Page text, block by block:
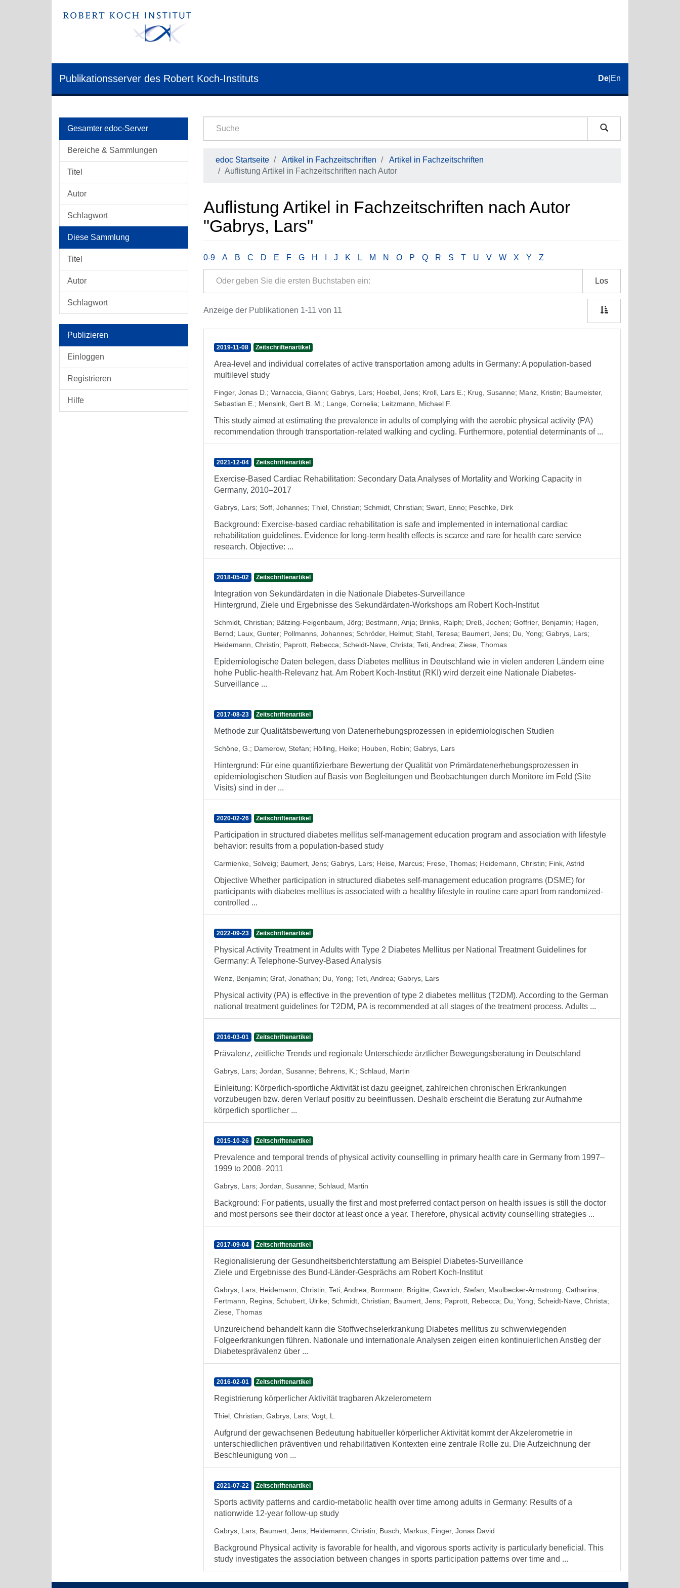
Publikationsserver des Robert Koch-Instituts De En
Gesamter edoc-Server
Bereiche & Sammlungen
Titel
Autor
Schlagwort
Diese Sammlung
Titel
Autor
Schlagwort
Publizieren
Einloggen
Registrieren
Hilfe
edoc Startseite Artikel in Fachzeitschriften
Artikel in Fachzeitschriften
Auflistung Artikel in Fachzeitschriften nach Autor
Auflistung Artikel in Fachzeitschriften nach Autor
"Gabrys, Lars"
0-9 A B C D E F G H J K L M N O P Q R S T U V W X Y Z
Los
Anzeige der Publikationen 1-11 von 11
2019-11-08 Zeitschriftenartikel
Area-level and individual correlates of active transportation among adults in Germany: A population-based
multilevel study
Finger, Jonas D. ; Varnaccia, Gianni; Gabrys, Lars; Hoebel, Jens; Kroll, Lars E. ; Krug, Susanne; Manz, Kristin; Baumeister,
Sebastian E. ; Mensink, Gert B. M. ; Lange, Cornelia; Leitzmann, Michael F.
This study aimed at estimating the prevalence in adults of complying with the aerobic physical activity (PA)
recommendation through transportation-related walking and cycling. Furthermore, potential determinants of ...
2021-12-04 Zeitschriftenartikel
Exercise-Based Cardiac Rehabilitation: Secondary Data Analyses of Mortality and Working Capacity in
Germany, 2010–2017
Gabrys, Lars; Soff, Johannes; Thiel, Christian; Schmidt, Christian; Swart, Enno; Peschke, Dirk
Background: Exercise-based cardiac rehabilitation is safe and implemented in international cardiac
rehabilitation guidelines. Evidence for long-term health effects is scarce and rare for health care service
research. Objective: ...
2018-05-02 Zeitschriftenartikel
Integration von Sekundärdaten in die Nationale Diabetes-Surveillance
Hintergrund, Ziele und Ergebnisse des Sekundärdaten-Workshops am Robert Koch-Institut
Schmidt, Christian; Bätzing-Feigenbaum, Jörg; Bestmann, Anja; Brinks, Ralph; Dreß, Jochen; Goffrier, Benjamin; Hagen,
Bernd; Laux, Gunter; Pollmanns, Johannes; Schröder, Helmut; Stahl, Teresa; Baumert, Jens; Du, Yong; Gabrys, Lars;
Heidemann, Christin; Paprott, Rebecca; Scheidt-Nave, Christa; Teti, Andrea; Ziese, Thomas
Epidemiologische Daten belegen, dass Diabetes mellitus in Deutschland wie in vielen anderen Ländern eine
hohe Public-health-Relevanz hat. Am Robert Koch-Institut (RKI) wird derzeit eine Nationale Diabetes-
Surveillance ...
2017-08-23 Zeitschriftenartikel
Methode zur Qualitätsbewertung von Datenerhebungsprozessen in epidemiologischen Studien
Schöne, G. ; Damerow, Stefan; Hölling, Heike; Houben, Robin; Gabrys, Lars
Hintergrund: Für eine quantifizierbare Bewertung der Qualität von Primärdatenerhebungsprozessen in
epidemiologischen Studien auf Basis von Begleitungen und Beobachtungen durch Monitore im Feld (Site
Visits) sind in der ...
2020-02-26 Zeitschriftenartikel
Participation in structured diabetes mellitus self-management education program and association with lifestyle
behavior: results from a population-based study
Carmienke, Solveig; Baumert, Jens; Gabrys, Lars; Heise, Marcus; Frese, Thomas; Heidemann, Christin; Fink, Astrid
Objective Whether participation in structured diabetes self-management education programs (DSME) for
participants with diabetes mellitus is associated with a healthy lifestyle in routine care apart from randomized-
controlled ...
2022-09-23 Zeitschriftenartikel
Physical Activity Treatment in Adults with Type 2 Diabetes Mellitus per National Treatment Guidelines for
Germany: A Telephone-Survey-Based Analysis
Wenz, Benjamin; Graf, Jonathan; Du, Yong; Teti, Andrea; Gabrys, Lars
Physical activity (PA) is effective in the prevention of type 2 diabetes mellitus (T2DM). According to the German
national treatment guidelines for T2DM, PA is recommended at all stages of the treatment process. Adults ...
2016-03-01 Zeitschriftenartikel
Prävalenz, zeitliche Trends und regionale Unterschiede ärztlicher Bewegungsberatung in Deutschland
Gabrys, Lars; Jordan, Susanne; Behrens, K. ; Schlaud, Martin
Einleitung: Körperlich-sportliche Aktivität ist dazu geeignet, zahlreichen chronischen Erkrankungen
vorzubeugen bzw. deren Verlauf positiv zu beeinflussen. Deshalb erscheint die Beratung zur Aufnahme
körperlich sportlicher ...
2015-10-26 Zeitschriftenartikel
Prevalence and temporal trends of physical activity counselling in primary health care in Germany from 1997–
1999 to 2008–2011
Gabrys, Lars; Jordan, Susanne; Schlaud, Martin
Background: For patients, usually the first and most preferred contact person on health issues is still the doctor
and most persons see their doctor at least once a year. Therefore, physical activity counselling strategies ...
2017-09-04 Zeitschriftenartikel
Regionalisierung der Gesundheitsberichterstattung am Beispiel Diabetes-Surveillance
Ziele und Ergebnisse des Bund-Länder-Gesprächs am Robert Koch-Institut
Gabrys, Lars; Heidemann, Christin; Teti, Andrea; Borrmann, Brigitte; Gawrich, Stefan; Maulbecker-Armstrong, Catharina;
Fertmann, Regina; Schubert, Ulrike; Schmidt, Christian; Baumert, Jens; Paprott, Rebecca; Du, Yong; Scheidt-Nave, Christa;
Ziese, Thomas
Unzureichend behandelt kann die Stoffwechselerkrankung Diabetes mellitus zu schwerwiegenden
Folgeerkrankungen führen. Nationale und internationale Analysen zeigen einen kontinuierlichen Anstieg der
Diabetesprävalenz über ...
2016-02-01 Zeitschriftenartikel
Registrierung körperlicher Aktivität tragbaren Akzelerometern
Thiel, Christian; Gabrys, Lars; Vogt, L.
Aufgrund der gewachsenen Bedeutung habitueller körperlicher Aktivität kommt der Akzelerometrie in
unterschiedlichen präventiven und rehabilitativen Kontexten eine zentrale Rolle zu. Die Aufzeichnung der
Beschleunigung von ...
2021-07-22 Zeitschriftenartikel
Sports activity patterns and cardio-metabolic health over time among adults in Germany: Results of a
nationwide 12-year follow-up study
Gabrys, Lars; Baumert, Jens; Heidemann, Christin; Busch, Markus; Finger, Jonas David
Background Physical activity is favorable for health, and vigorous sports activity is particularly beneficial. This
study investigates the association between changes in sports participation patterns over time and ...